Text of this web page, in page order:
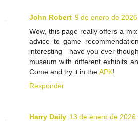
John Robert 9 de enero de
Wow, this page really offers a
advice to game
interesting—have you ever
museum with different exhibits
Come and try it in the APK!
Responder
Harry Daily 13 de enero de 2026